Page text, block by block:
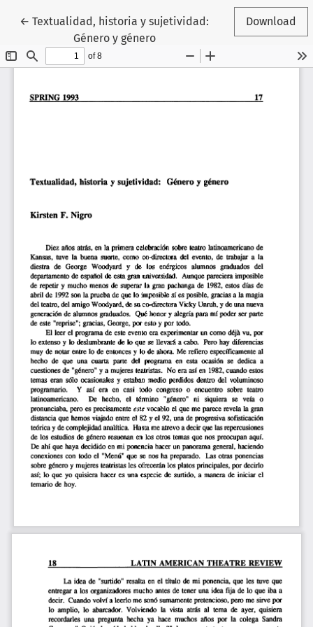
←Return to Article Details
Textualidad, historia y sujetividad:
Género y género
Download